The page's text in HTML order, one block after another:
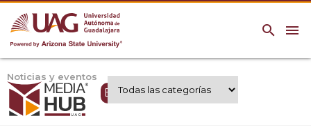
menu
search
Noticias y eventos
Expertos UAG